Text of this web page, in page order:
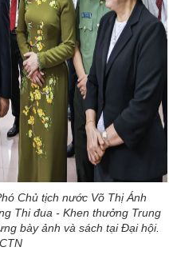
Chủ tịch nước Võ Thị Ánh
Thi đua - Khen thưởng Trung
bày ảnh và sách tại Đại hội.